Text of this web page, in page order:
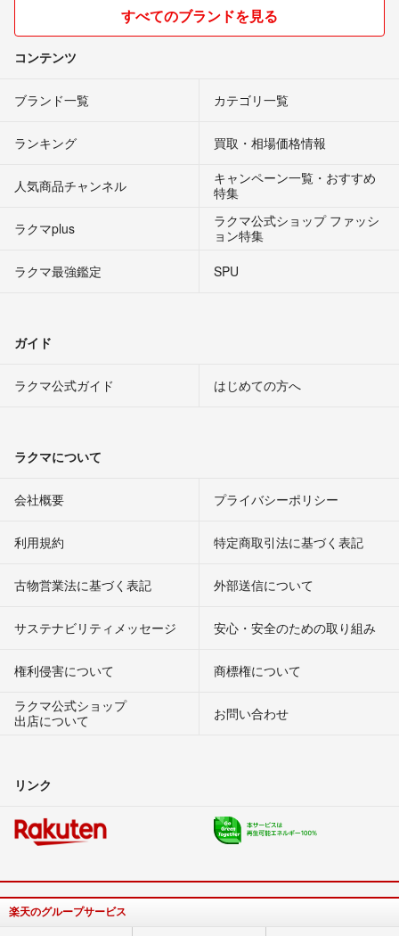
すべてのブランドを見る
コンテンツ
ブランド一覧 カテゴリ一覧
ランキング 買取・相場価格情報
人気商品チャンネル
キャンペーン一覧・おすすめ
特集
ラクマplus
ラクマ公式ショップ ファッシ
ョン特集
ラクマ最強鑑定
SPU
ガイド
ラクマ公式ガイド はじめての方へ
ラクマについて
会社概要 プライバシーポリシー
利用規約 特定商取引法に基づく表記
古物営業法に基づく表記 外部送信について
サステナビリティメッセージ 安心・安全のための取り組み
権利侵害について
商標権について
ラクマ公式ショップ
出店について
お問い合わせ
リンク
楽天のグループサービス